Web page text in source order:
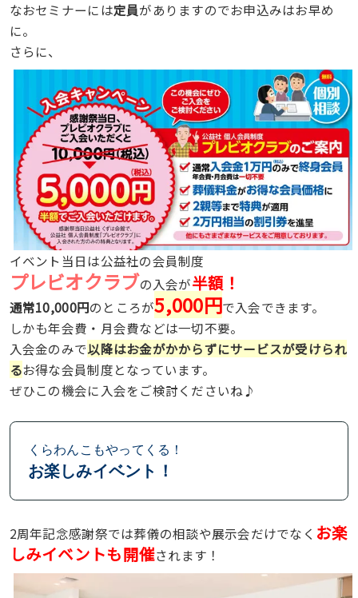
なおセミナーには定員がありますのでお申込みはお早め
に。
さらに、
イベント当日は公益社の会員制度
プレビオクラブの入会が半額！
通常10,000円のところが5,000円で入会できます。
しかも年会費・月会費などは一切不要。
入会金のみで以降はお金がかからずにサービスが受けられ
るお得な会員制度となっています。
ぜひこの機会に入会をご検討くださいね♪
くらわんこもやってくる！
お楽しみイベント！
2周年記念感謝祭では葬儀の相談や展示会だけでなく お楽
しみイベントも開催されます！